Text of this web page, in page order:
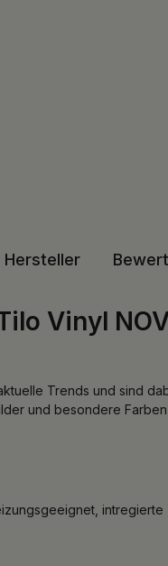
Hersteller
Vinyl
Trends und sind
und besondere
intregierte